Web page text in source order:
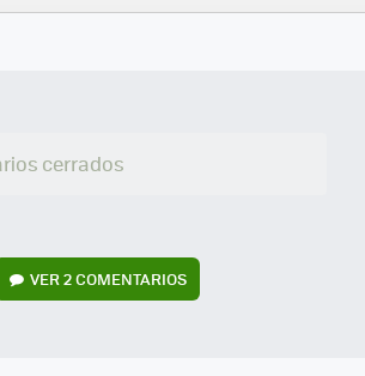
WHATSAPP
cerrados
VER2 COMENTARIOS